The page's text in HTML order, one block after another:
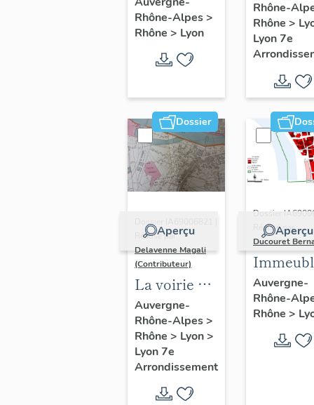
Trente de la
rive gauche
Rhône-Alpes>
Rhône > Lyon
Rhône-
Rhône >
Lyon 7e
Dossier
Aperçu
Dossier IA69006821 |
Réalisé par
Delavenne Magali
(Contributeur)
La voirie du
secteur
d'étude
"Saint-
André"
(Lyon 7e)
Auvergne-
Rhône-Alpes>
Rhône > Lyon>
Lyon 7e
Arrondissement
Aperçu
Dossier
Réalisé par
Ducouret
du
Saint-
Auvergne-
Rhône-
Rhône >